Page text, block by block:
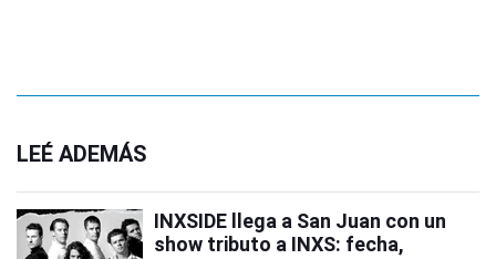
LEÉ ADEMÁS
INXSIDE llega a San Juan con un
show tributo a INXS: fecha,